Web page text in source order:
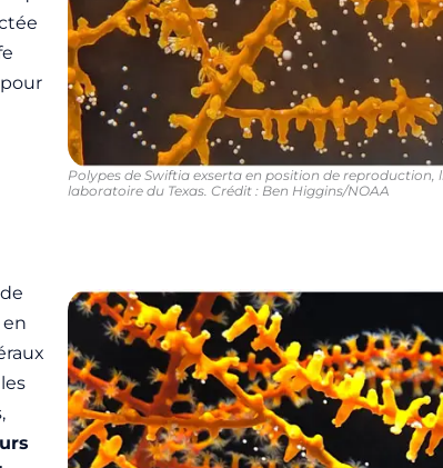
Polypes de Swiftia exserta en position de reproduction,
laboratoire du Texas. Crédit : Ben Higgins/NOAA
en